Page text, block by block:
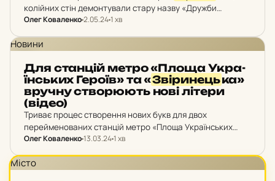
колійних стін демонтували стару назву «Дружби
народів» та встановили два з чотирьох необхідних
Олег Коваленко2.05.241 хв
Новини
Для стан­цій метро «Площа Ук­ра­
їн­ських Героїв» та «Зві­ри­нець­ка»
вручну ство­рю­ють нові літери
(відео)
Триває процес створення нових букв для двох
перейменованих станцій метро «Площа Українських
Героїв» та «Звіринецька».
Олег Коваленко13.03.241 хв
Місто